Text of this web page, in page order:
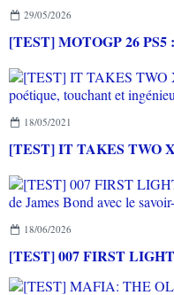
29/05/2026
[TEST] MOTOGP 26 PS5
18/05/2021
18/06/2026